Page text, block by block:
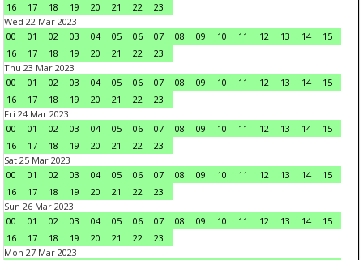
16
17 18 19 20 21 22
23
Wed 22 Mar 2023
00
01 02 03 04 05 06 07 08 09 10 11 12 13 14
15
16
17 18 19 20 21 22
23
Thu 23 Mar 2023
00
01 02 03 04 05 06 07 08 09 10 11 12 13 14
15
16
17 18 19 20 21 22
23
Fri 24 Mar 2023
00
01 02 03 04 05 06 07 08 09 10 11 12 13 14
15
16
17 18 19 20 21 22
23
Sat 25 Mar 2023
00
01 02 03 04 05 06 07 08 09 10 11 12 13 14
15
16
17 18 19 20 21 22
23
Sun 26 Mar 2023
00
01 02 03 04 05 06 07 08 09 10 11 12 13 14
15
16
17 18 19 20 21 22
23
Mon 27 Mar 2023